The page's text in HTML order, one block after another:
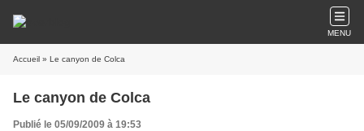
MENU
Accueil » Le canyon de Colca
Le canyon de Colca
Publié le 05/09/2009 à 19:53